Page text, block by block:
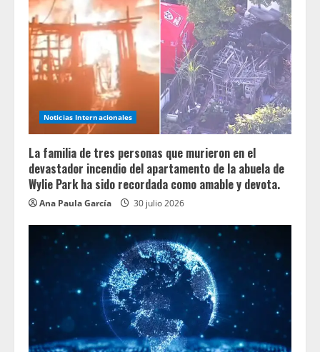
Noticias Internacionales
La familia de tres personas que murieron en el
devastador incendio del apartamento de la abuela de
Wylie Park ha sido recordada como amable y devota.
Ana Paula García 30 julio 2026